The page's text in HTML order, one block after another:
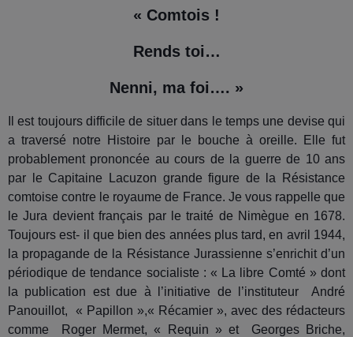
« Comtois !
Rends toi…
Nenni, ma foi…. »
Il est toujours difficile de situer dans le temps une devise qui
a traversé notre Histoire par le bouche à oreille. Elle fut
probablement prononcée au cours de la guerre de 10 ans
par le Capitaine Lacuzon grande figure de la Résistance
comtoise contre le royaume de France. Je vous rappelle que
le Jura devient français par le traité de Nimègue en 1678.
Toujours est- il que bien des années plus tard, en avril 1944,
la propagande de la Résistance Jurassienne s’enrichit d’un
périodique de tendance socialiste : « La libre Comté » dont
la publication est due à l’initiative de l’instituteur André
Panouillot, « Papillon »,« Récamier », avec des rédacteurs
comme Roger Mermet, « Requin » et Georges Briche,